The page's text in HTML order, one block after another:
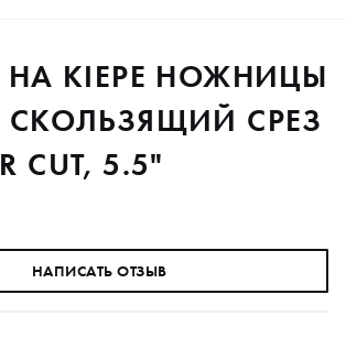
KIEPE НОЖНИЦЫ
СКОЛЬЗЯЩИЙ СРЕЗ
CUT, 5.5"
НАПИСАТЬ ОТЗЫВ